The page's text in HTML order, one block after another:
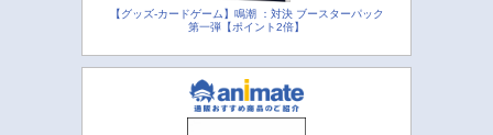
【グッズ-カードゲーム】鳴潮 ：対決 ブースターパック
第一弾【ポイント2倍】